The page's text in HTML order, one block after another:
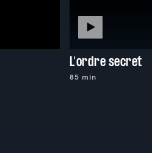
L'ordre secret
85 min